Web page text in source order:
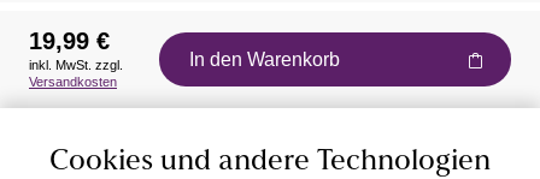
Auszeichnungen
19,99 €
inkl. MwSt. zzgl.
Versandkosten
In den Warenkorb
Cookies und andere Technologien